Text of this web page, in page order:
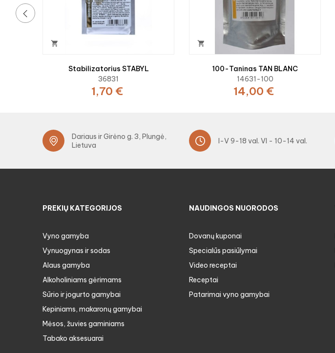

Stabilizatorius STABYL
36831
1,70 €

100-Taninas TAN BLANC
14631-100
14,00 €
Dariaus ir Girėno g. 3, Plungė,
Lietuva
I-V 9-18 val. VI - 10-14 val.
PREKIŲ KATEGORIJOS
Vyno gamyba
Vynuogynas ir sodas
Alaus gamyba
Alkoholiniams gėrimams
Sūrio ir jogurto gamybai
Kepiniams, makaronų gamybai
Mėsos, žuvies gaminiams
Tabako aksesuarai
NAUDINGOS NUORODOS
Dovanų kuponai
Specialūs pasiūlymai
Video receptai
Receptai
Patarimai vyno gamybai